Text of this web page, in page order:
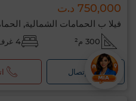
750,000 د.ت
فيلا ب الحمامات الشمالية,
300 م² 4 غرف
لإتصال